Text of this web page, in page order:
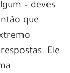
– deves
que
Ele